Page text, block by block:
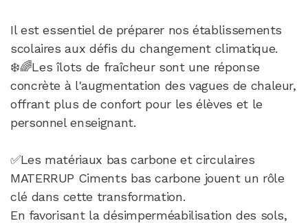
Il est essentiel de préparer nos établissements
scolaires aux défis du changement climatique.
❄️🌈Les îlots de fraîcheur sont une réponse
concrète à l'augmentation des vagues de chaleur,
offrant plus de confort pour les élèves et le
personnel enseignant.
✅Les matériaux bas carbone et circulaires
MATERRUP Ciments bas carbone jouent un rôle
clé dans cette transformation.
En favorisant la désimperméabilisation des sols,